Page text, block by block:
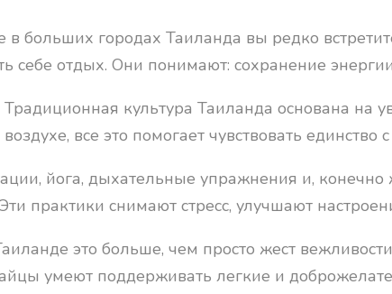
в больших городах Таиланда вы редко
себе отдых. Они понимают: сохранение
Традиционная культура Таиланда основана на
все это помогает чувствовать
йога, дыхательные упражнения и, конечно
практики снимают стресс, улучшают
это больше, чем просто жест
умеют поддерживать легкие и